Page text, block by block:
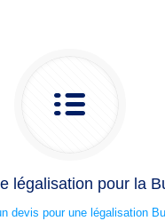
légalisation pour la
devis pour une légalisation